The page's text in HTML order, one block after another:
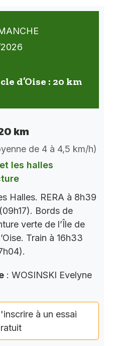
d’Oise : 20 km
km
de 4 à 4,5 km/h)
les halles
Halles. RERA à 8h39
Bords de
verte de l’Île de
Train à 16h33
: WOSINSKI Evelyne
à un essai